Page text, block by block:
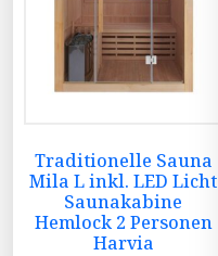
Traditionelle Sauna
Mila L inkl. LED Licht
Saunakabine
Hemlock 2 Personen
Harvia